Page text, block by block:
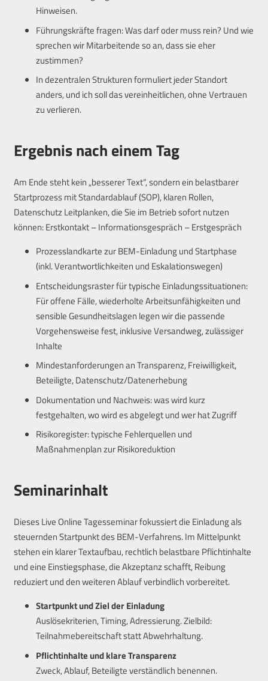
Hinweisen.
Führungskräfte fragen: Was darf oder muss rein? Und wie
sprechen wir Mitarbeitende so an, dass sie eher
zustimmen?
In dezentralen Strukturen formuliert jeder Standort
anders, und ich soll das vereinheitlichen, ohne Vertrauen
zu verlieren.
Ergebnis nach einem Tag
Am Ende steht kein „besserer Text“, sondern ein belastbarer
Startprozess mit Standardablauf (SOP), klaren Rollen,
Datenschutz Leitplanken, die Sie im Betrieb sofort nutzen
können: Erstkontakt – Informationsgespräch – Erstgespräch
Prozesslandkarte zur BEM-Einladung und Startphase
(inkl. Verantwortlichkeiten und Eskalationswegen)
Entscheidungsraster für typische Einladungssituationen:
Für offene Fälle, wiederholte Arbeitsunfähigkeiten und
sensible Gesundheitslagen legen wir die passende
Vorgehensweise fest, inklusive Versandweg, zulässiger
Inhalte
Mindestanforderungen an Transparenz, Freiwilligkeit,
Beteiligte, Datenschutz/Datenerhebung
Dokumentation und Nachweis: was wird kurz
festgehalten, wo wird es abgelegt und wer hat Zugriff
Risikoregister: typische Fehlerquellen und
Maßnahmenplan zur Risikoreduktion
Seminarinhalt
Dieses Live Online Tagesseminar fokussiert die Einladung als
steuernden Startpunkt des BEM-Verfahrens. Im Mittelpunkt
stehen ein klarer Textaufbau, rechtlich belastbare Pflichtinhalte
und eine Einstiegsphase, die Akzeptanz schafft, Reibung
reduziert und den weiteren Ablauf verbindlich vorbereitet.
Startpunkt und Ziel der Einladung
Auslösekriterien, Timing, Adressierung. Zielbild:
Teilnahmebereitschaft statt Abwehrhaltung.
Pflichtinhalte und klare Transparenz
Zweck, Ablauf, Beteiligte verständlich benennen.